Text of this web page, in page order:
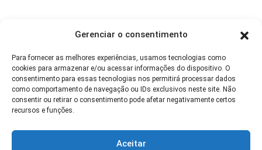
Gerenciar o consentimento
Para fornecer as melhores experiências, usamos tecnologias como
cookies para armazenar e/ou acessar informações do dispositivo. O
consentimento para essas tecnologias nos permitirá processar dados
como comportamento de navegação ou IDs exclusivos neste site. Não
consentir ou retirar o consentimento pode afetar negativamente certos
recursos e funções.
Aceitar